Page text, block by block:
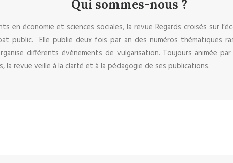
Qui sommes-nous ?
en économie et sciences sociales, la revue Regards croisés sur
public. Elle publie deux fois par an des numéros thématiques
différents évènements de vulgarisation. Toujours animée
la revue veille à la clarté et à la pédagogie de ses publications.